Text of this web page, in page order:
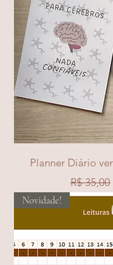
Planner Diário
Preço
R$ 35,00
Novidade!